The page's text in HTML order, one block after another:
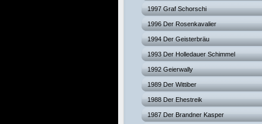
1997 Graf Schorschi
1996 Der Rosenkavalier
1994 Der Geisterbräu
1993 Der Holledauer Schimmel
1992 Geierwally
1989 Der Wittiber
1988 Der Ehestreik
1987 Der Brandner Kasper